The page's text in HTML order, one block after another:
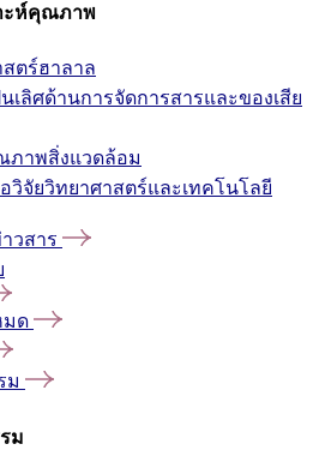
ะห์คุณภาพ
ตร์ฮาลาล
เลิศด้านการจัดการสารและของเสีย
ภาพสิ่งแวดล้อม
วิจัยวิทยาศาสตร์และเทคโนโลยี
วสาร
มด
ม
ม